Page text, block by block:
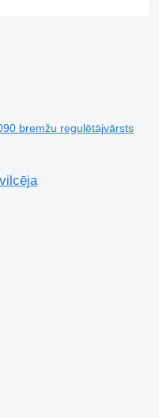
bremžu regulētājvārsts